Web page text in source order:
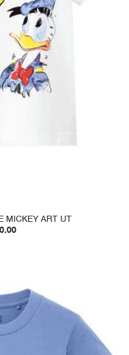
MICKEY ART UT